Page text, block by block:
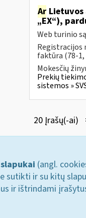
ArLietuvos
„EX“),
Web turinio
Registracijos
faktūra (78-1,
Mokesčių
Prekių
sistemos »
20 Įrašų(-ai)
(angl.
sutikti ir su kitų
ir ištrindami